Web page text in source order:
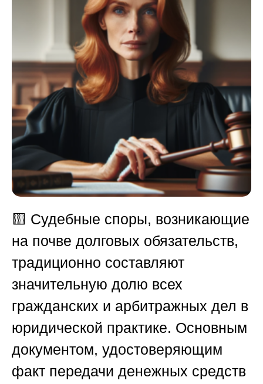
🟨 Судебные споры, возникающие
на почве долговых обязательств,
традиционно составляют
значительную долю всех
гражданских и арбитражных дел в
юридической практике. Основным
документом, удостоверяющим
факт передачи денежных средств